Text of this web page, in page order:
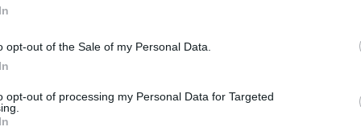
opt-out of the Sale of my Personal Data.
opt-out of processing my Personal Data for Targeted
protothema.gr στο Google News
και μάθετε πρώτοι